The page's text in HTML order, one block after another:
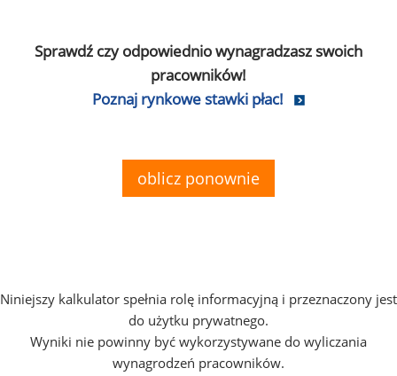
Sprawdź czy odpowiednio wynagradzasz swoich
pracowników!
Poznaj rynkowe stawki płac!
oblicz ponownie
Niniejszy kalkulator spełnia rolę informacyjną i przeznaczony jest
do użytku prywatnego.
Wyniki nie powinny być wykorzystywane do wyliczania
wynagrodzeń pracowników.